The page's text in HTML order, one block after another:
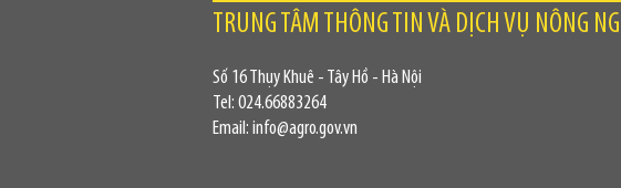
TRUNG TÂM THÔNG TIN VÀ DỊCH VỤ NÔNG
Số 16 Thụy Khuê - Tây Hồ - Hà Nội
Tel: 024.66883264
Email: info@agro.gov.vn